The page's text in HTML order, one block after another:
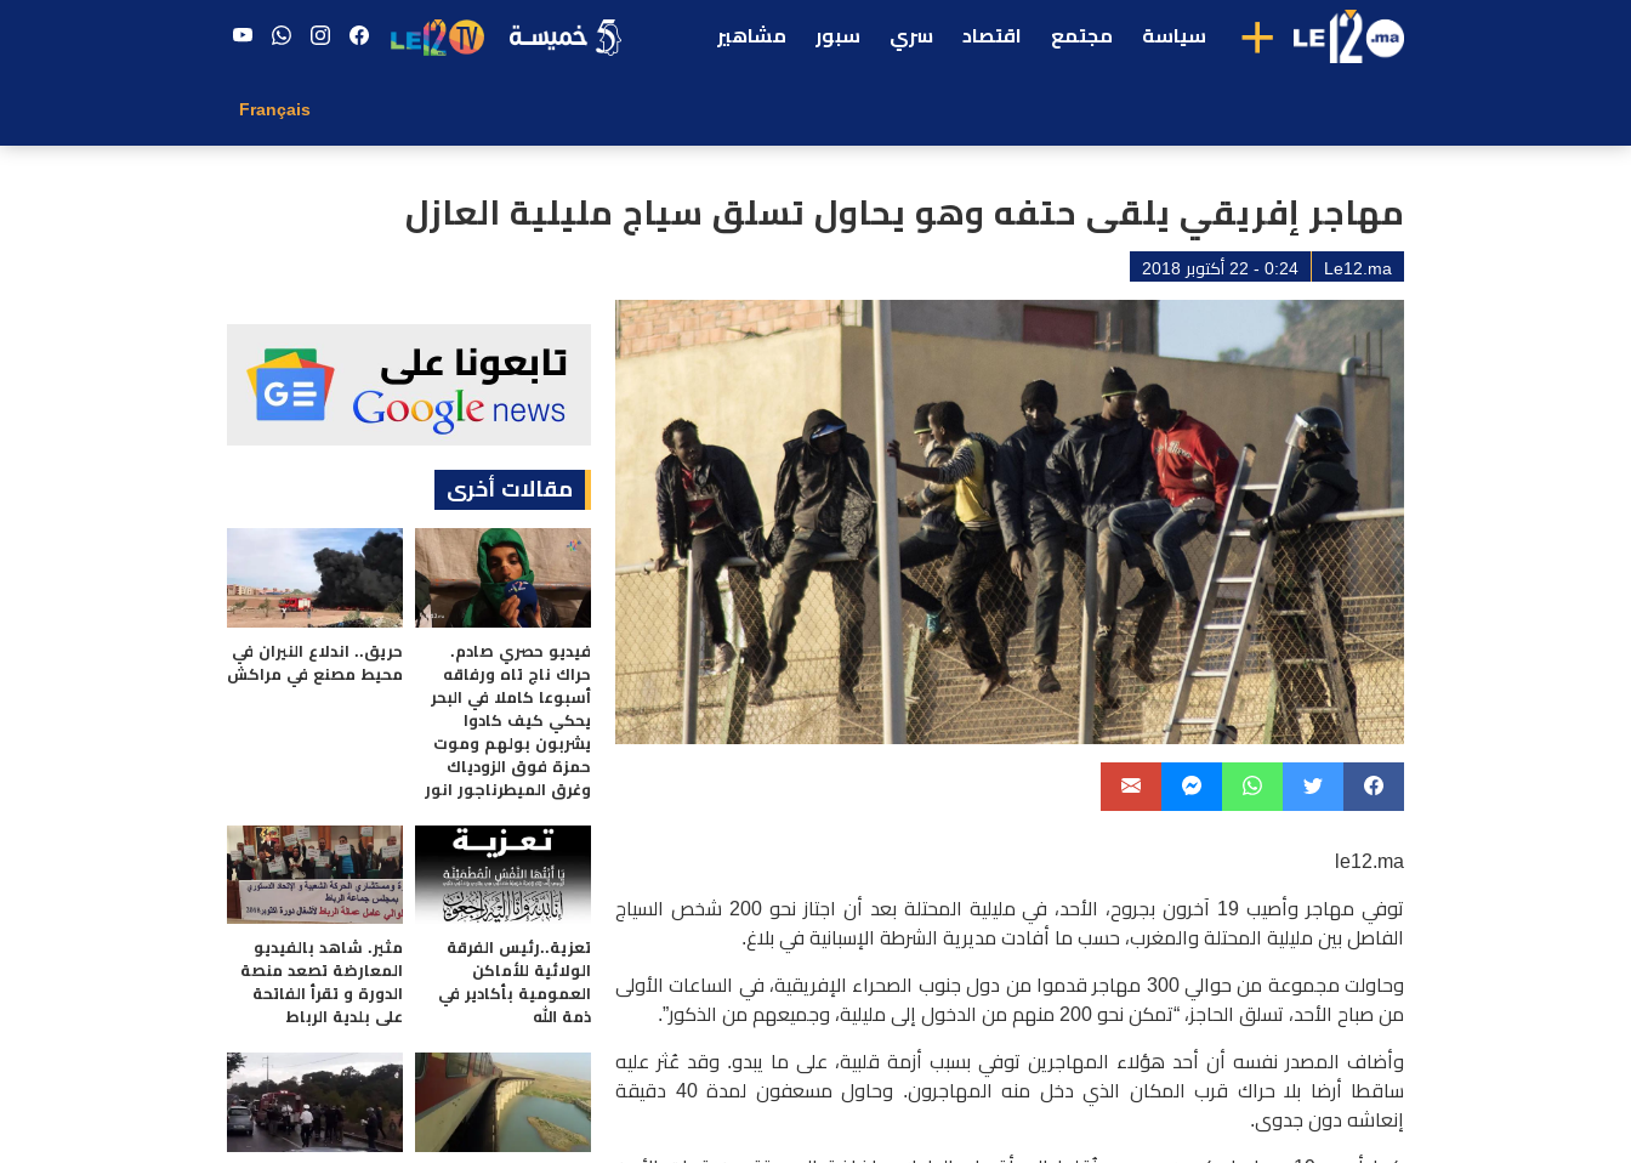
+ سياسة مجتمع اقتصاد سري سبور مشاهير
Français
مهاجر إفريقي يلقى حتفه وهو يحاول تسلق سياج مليلية العازل
Le12.ma 0:24 - 22 أكتوبر 2018
le12.ma
توفي مهاجر وأصيب 19 آخرون بجروح، الأحد، في مليلية المحتلة بعد أن اجتاز نحو 200 شخص السياج
الفاصل بين مليلية المحتلة والمغرب، حسب ما أفادت مديرية الشرطة الإسبانية في بلاغ.
وحاولت مجموعة من حوالي 300 مهاجر قدموا من دول جنوب الصحراء الإفريقية، في الساعات الأولى
من صباح الأحد، تسلق الحاجز، “تمكن نحو 200 منهم من الدخول إلى مليلية، وجميعهم من الذكور”.
وأضاف المصدر نفسه أن أحد هؤلاء المهاجرين توفي بسبب أزمة قلبية، على ما يبدو. وقد عُثر عليه
ساقطا أرضا بلا حراك قرب المكان الذي دخل منه المهاجرون. وحاول مسعفون لمدة 40 دقيقة
إنعاشه دون جدوى.
مقالات أخرى
فيديو حصري صادم.
حراك ناج تاه ورفاقه
أسبوعا كاملا في البحر
يحكي كيف كادوا
يشربون بولهم وموت
حمزة فوق الزودياك
وغرق الميطرناجور انور
حريق.. اندلاع النيران في
محيط مصنع في مراكش
تعزية..رئيس الفرقة
الولائية للأماكن
العمومية بأكادير في
ذمة الله
مثير. شاهد بالفيديو
المعارضة تصعد منصة
الدورة و تقرأ الفاتحة
على بلدية الرباط